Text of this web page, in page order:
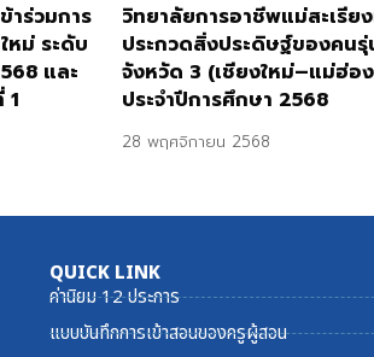
าร่วมการ
หม่ ระดับ
และ
1
วิทยาลัยการอาชีพแม่สะเรีย
ประกวดสิ่งประดิษฐ์ของคน
จังหวัด 3 (เชียงใหม่–แม่ฮ่อ
ประจำปีการศึกษา 2568
28 พฤศจิกายน 2568
QUICK LINK
ค่านิยม 12 ประการ
แบบบันทึกการเข้าสอนของครูผู้สอน